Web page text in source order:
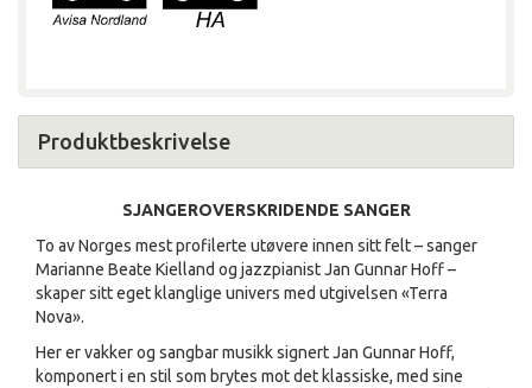
Produktbeskrivelse
SJANGEROVERSKRIDENDE SANGER
To av Norges mest profilerte utøvere innen sitt felt – sanger
Marianne Beate Kielland og jazzpianist Jan Gunnar Hoff –
skaper sitt eget klanglige univers med utgivelsen «Terra
Nova».
Her er vakker og sangbar musikk signert Jan Gunnar Hoff,
komponert i en stil som brytes mot det klassiske, med sine